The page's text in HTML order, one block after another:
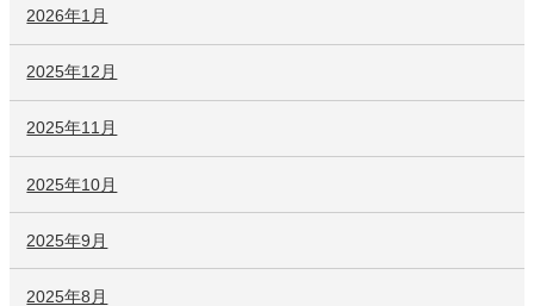
2026年1月
2025年12月
2025年11月
2025年10月
2025年9月
2025年8月